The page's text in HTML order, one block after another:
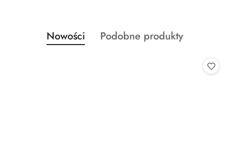
Pomiń karuzelę produktów
Produkty
o
Nowości
Produkty
Podobne produkty